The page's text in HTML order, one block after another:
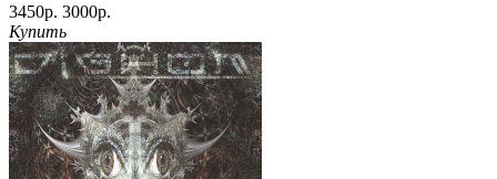
3450р. 3000р.
Купить